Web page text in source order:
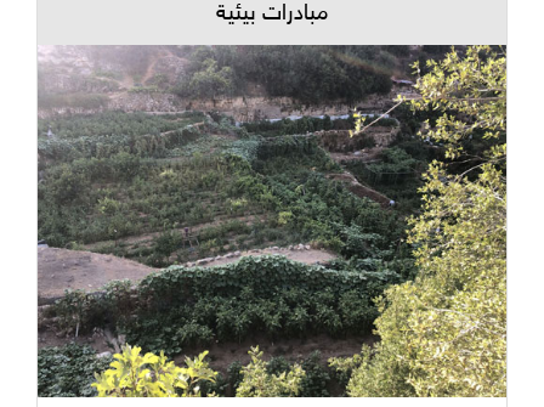
مبادرات بيئية